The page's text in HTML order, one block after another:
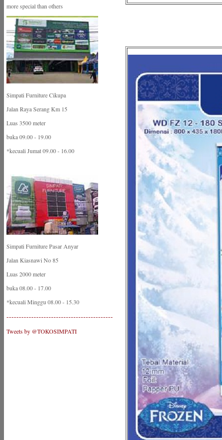
more special than others
Simpati Furniture Cikupa
Jalan Raya Serang Km 15
Luas 3500 meter
buka 09.00 - 19.00
*kecuali Jumat 09.00 - 16.00
Simpati Furniture Pasar Anyar
Jalan Kiasnawi No 85
Luas 2000 meter
buka 08.00 - 17.00
*kecuali Minggu 08.00 - 15.30
-------------------------------------------
Tweets by @TOKOSIMPATI